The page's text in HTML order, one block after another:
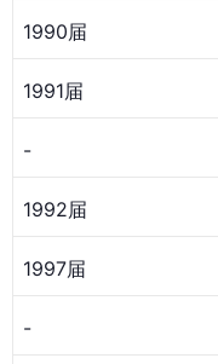
1990届
1991届
-
1992届
1997届
-